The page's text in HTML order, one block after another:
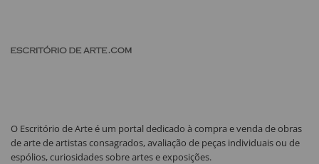
O Escritório de Arte é um portal dedicado à compra e venda de obras
de arte de artistas consagrados, avaliação de peças individuais ou de
espólios, curiosidades sobre artes e exposições.